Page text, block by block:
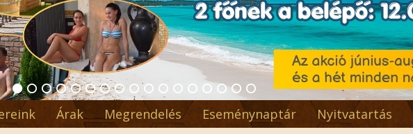
Árak Megrendelés Eseménynaptár Nyitvatartás